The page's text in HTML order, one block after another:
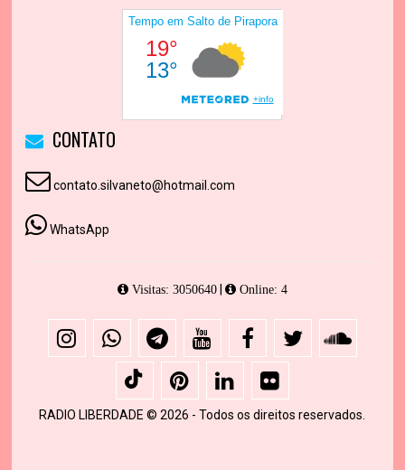
CONTATO
contato.silvaneto@hotmail.com
WhatsApp
Visitas: 3050640| Online: 4
RADIO LIBERDADE © 2026 - Todos os direitos reservados.